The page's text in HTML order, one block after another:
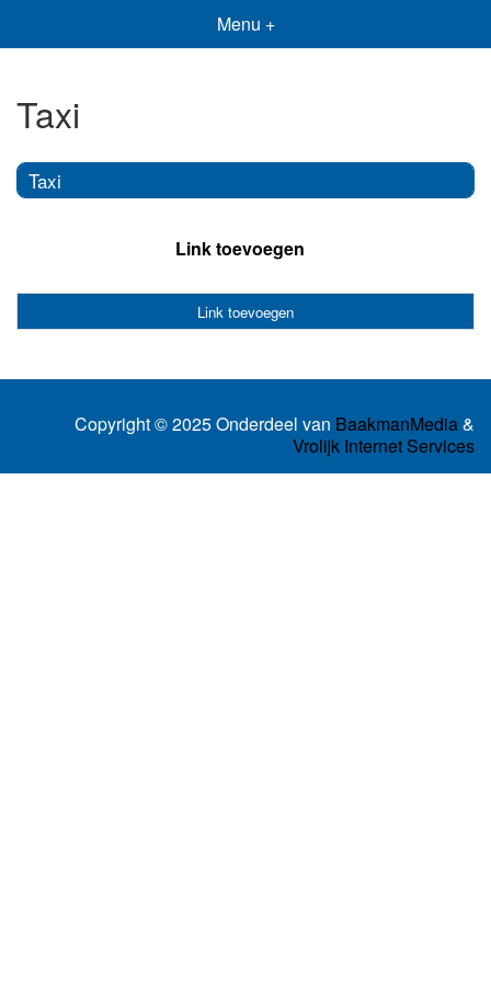
Menu +
Taxi
Taxi
Link toevoegen
Link toevoegen
Copyright © 2025 Onderdeel van BaakmanMedia&
Vrolijk Internet Services